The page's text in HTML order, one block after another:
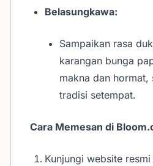
Belasungkawa:
Sampaikan rasa
karangan bunga
makna dan hormat,
tradisi setempat.
Cara Memesan di
Kunjungi website resmi